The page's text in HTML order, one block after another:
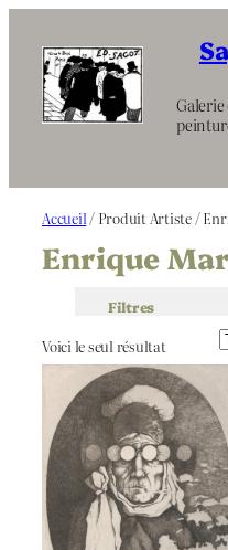
contenu
Galerie
Accueil / Produit Artiste /
Enrique
Filtres
Voici le seul résultat